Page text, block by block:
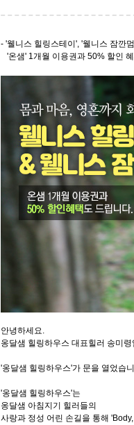
- '웰니스 힐링스테이', '웰니스 잠깐
'온샘' 1개월 이용권과 50% 할인
안녕하세요.
옹달샘 힐링하우스 대표힐러 송미령
'옹달샘 힐링하우스'가 문을 열었습
'옹달샘 힐링하우스'는
옹달샘 아침지기 힐러들의
사랑과 정성 어린 손길을 통해